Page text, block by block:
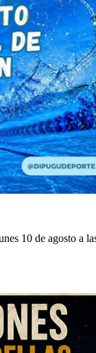
10 de agosto a